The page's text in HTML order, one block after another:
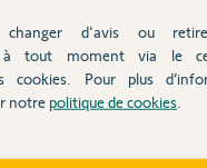
pro
changer d'avis ou
à tout moment via le
cookies. Pour plus
notre politique de cookies